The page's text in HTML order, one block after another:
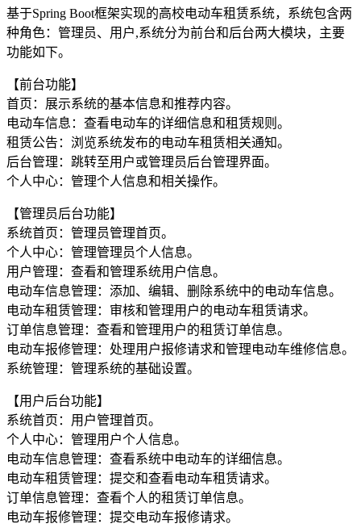
基于Spring Boot框架实现的高校电动车租赁系统，系统包含两
种角色：管理员、用户,系统分为前台和后台两大模块，主要
功能如下。
【前台功能】
首页：展示系统的基本信息和推荐内容。
电动车信息：查看电动车的详细信息和租赁规则。
租赁公告：浏览系统发布的电动车租赁相关通知。
后台管理：跳转至用户或管理员后台管理界面。
个人中心：管理个人信息和相关操作。
【管理员后台功能】
系统首页：管理员管理首页。
个人中心：管理管理员个人信息。
用户管理：查看和管理系统用户信息。
电动车信息管理：添加、编辑、删除系统中的电动车信息。
电动车租赁管理：审核和管理用户的电动车租赁请求。
订单信息管理：查看和管理用户的租赁订单信息。
电动车报修管理：处理用户报修请求和管理电动车维修信息。
系统管理：管理系统的基础设置。
【用户后台功能】
系统首页：用户管理首页。
个人中心：管理用户个人信息。
电动车信息管理：查看系统中电动车的详细信息。
电动车租赁管理：提交和查看电动车租赁请求。
订单信息管理：查看个人的租赁订单信息。
电动车报修管理：提交电动车报修请求。